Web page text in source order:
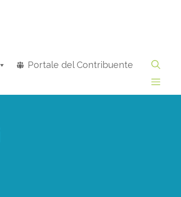
Portale del Contribuente